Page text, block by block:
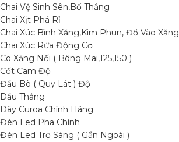
Chai Vệ Sinh Sên,Bố Thắng
Chai Xịt Phá Rỉ
Chai Xúc Bình Xăng,Kim Phun, Đổ Vào Xăng
Chai Xúc Rửa Động Cơ
Co Xăng Nối ( Bông Mai,125,150 )
Cốt Cam Độ
Đầu Bò ( Quy Lát ) Độ
Dầu Thắng
Dây Curoa Chính Hãng
Đèn Led Pha Chính
Đèn Led Trợ Sáng ( Gắn Ngoài )